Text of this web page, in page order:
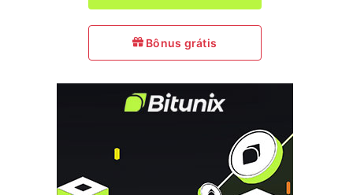
Bônus grátis